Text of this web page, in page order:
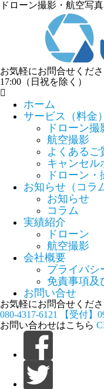
ドローン撮影・航空写
お気軽にお問合せくださ
17:00（日祝を除く）
ホーム
サービス（料金）
ドローン撮
航空撮影
よくあるご
キャンセル
ドローン
お知らせ（コラ
お知らせ
コラム
実績紹介
ドローン
航空撮影
会社概要
プライバシ
免責事項及
お問い合せ
お気軽にお問合せくださ
080-4317-6121
【受付】
お問い合わせはこちら